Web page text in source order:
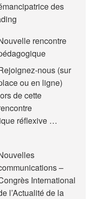
des
Nouvel
rencontre
nous (sur
ou en ligne)
de cette
réflexive …
–
International
l’Actualité de la